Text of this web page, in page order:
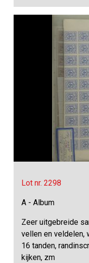
Lot nr. 2298
A - Album
Zeer uitgebreide
vellen en veldelen,
16 tanden,
kijken, zm